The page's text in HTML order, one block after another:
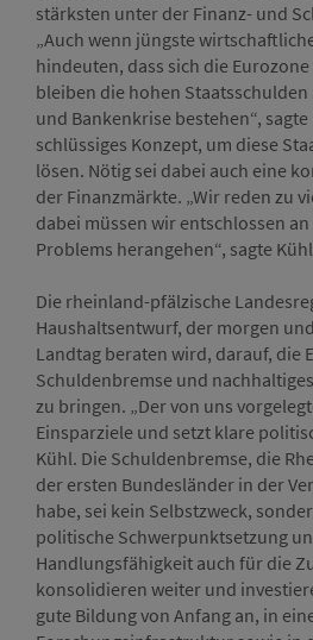
stärksten unter der Finanz- und
„Auch wenn jüngste
hindeuten, dass sich die
bleiben die hohen Staatsschulden
und Bankenkrise bestehen“,
schlüssiges Konzept, um diese
lösen. Nötig sei dabei auch eine
der Finanzmärkte. „Wir reden zu
dabei müssen wir entschlossen
Problems herangehen“, sagte
Die rheinland-pfälzische
Haushaltsentwurf, der morgen
Landtag beraten wird, darauf, die
Schuldenbremse und
zu bringen. „Der von uns
Einsparziele und setzt klare
Kühl. Die Schuldenbremse, die
der ersten Bundesländer in der
habe, sei kein Selbstzweck,
politische Schwerpunktsetzung
Handlungsfähigkeit auch für die
konsolidieren weiter und
gute Bildung von Anfang an, in